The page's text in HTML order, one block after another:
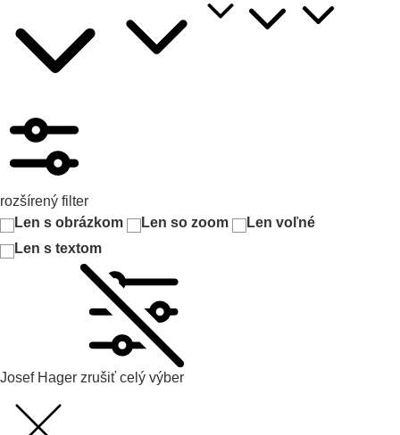
rozšírený filter
Len s obrázkom
Len so zoom
Len voľné
Len s textom
Josef Hager zrušiť celý výber